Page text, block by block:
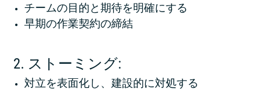
チームの目的と期待を明確にする
早期の作業契約の締結
2. ストーミング:
対立を表面化し、建設的に対処する